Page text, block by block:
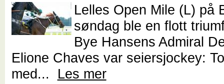
Lelles Open Mile (L) på
søndag ble en flott
Bye Hansens Admiral
Elione Chaves var seiersjockey:
med... Les mer